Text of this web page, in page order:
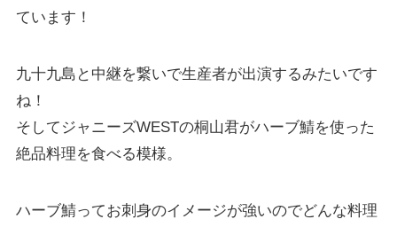
ています！
九十九島と中継を繋いで生産者が出演するみたいです
ね！
そしてジャニーズWESTの桐山君がハーブ鯖を使った
絶品料理を食べる模様。
ハーブ鯖ってお刺身のイメージが強いのでどんな料理